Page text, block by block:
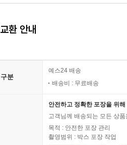
환 안내
분
예스24 배송
배송비 : 무료배송
안전하고 정확한 포장을 위
고객님께 배송되는 모든 상
목적 : 안전한 포장 관리
촬영범위 : 박스 포장 작업